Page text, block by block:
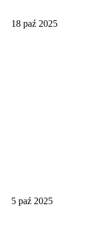
18 paź 2025
5 paź 2025